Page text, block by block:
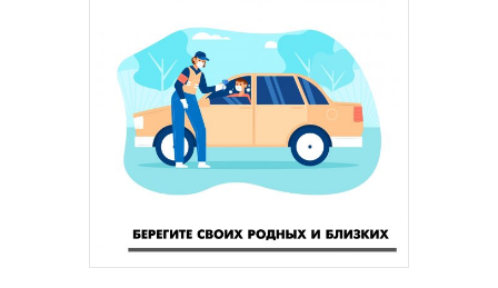
Главная
Депутаты
История
Документация
Контакты